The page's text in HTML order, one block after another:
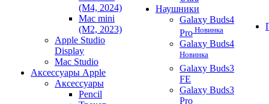
(M4, 2024)
Mac mini
(M2, 2023)
Apple Studio
Display
Mac Studio
Аксессуары Apple
Аксессуары
Pencil
Наушники
Galaxy Buds4
Pro Новинка
Galaxy Buds4
Новинка
Galaxy Buds3
FE
Galaxy Buds3
Pro